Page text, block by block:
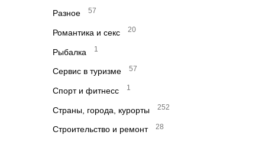
Разное 57
Романтика и секс 20
Рыбалка 1
Сервис в туризме 57
Спорт и фитнесс 1
Страны, города, курорты 252
Строительство и ремонт 28